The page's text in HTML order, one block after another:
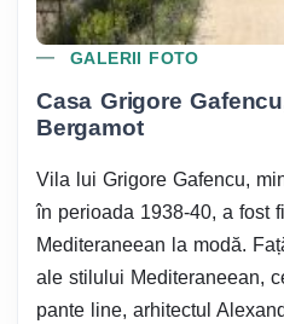
GALERII FOTO
Casa Grigore
Bergamot
Vila lui Grigore Gafencu,
în perioada 1938-40, a fost
Mediteraneean la modă.
ale stilului Mediteraneean,
pante line, arhitectul